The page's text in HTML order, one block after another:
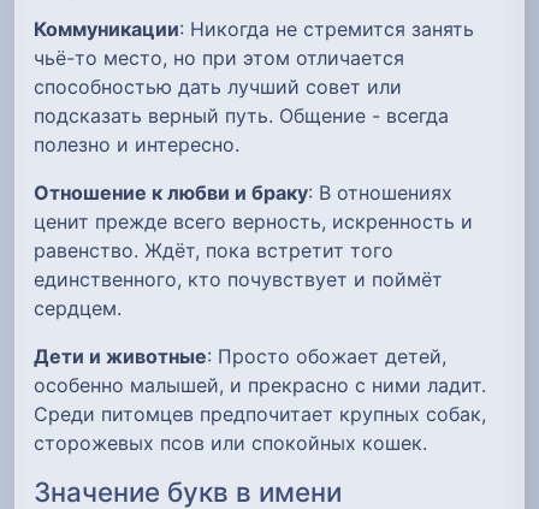
Коммуникации: Никогда не стремится занять
чьё-то место, но при этом отличается
способностью дать лучший совет или
подсказать верный путь. Общение - всегда
полезно и интересно.
Отношение к любви и браку: В отношениях
ценит прежде всего верность, искренность и
равенство. Ждёт, пока встретит того
единственного, кто почувствует и поймёт
сердцем.
Дети и животные: Просто обожает детей,
особенно малышей, и прекрасно с ними ладит.
Среди питомцев предпочитает крупных собак,
сторожевых псов или спокойных кошек.
Значение букв в имени